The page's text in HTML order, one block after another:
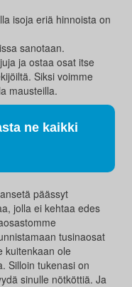
isoja eriä hinnoista on
sanotaan.
ja ostaa osat itse
Siksi voimme
mausteilla.
ne kaikki
päässyt
jolla ei kehtaa edes
tusinaosat
kuitenkaan ole
Silloin tukenasi on
sinulle nötköttiä. Ja